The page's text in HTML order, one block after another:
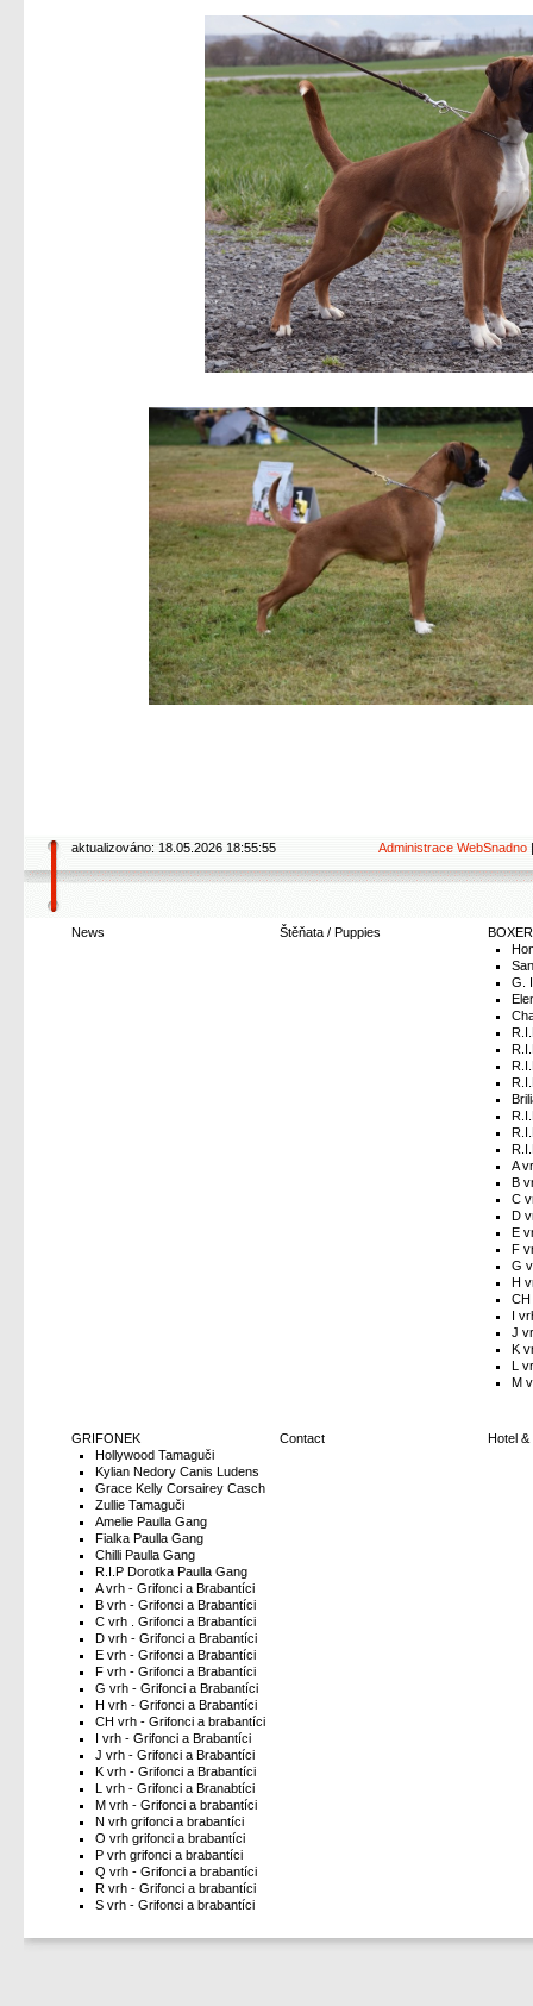
Administrace WebSnadno
aktualizováno: 18.05.2026 18:55:55
News Štěňata / Puppies
BOXER
G.
A
B
C
D
E
F
G
H
I
J
K
L
M
GRIFONEK
Hollywood Tamaguči
Kylian Nedory Canis Ludens
Grace Kelly Corsairey Casch
Zullie Tamaguči
Amelie Paulla Gang
Fialka Paulla Gang
Chilli Paulla Gang
R.I.P Dorotka Paulla Gang
A vrh - Grifonci a Brabantíci
B vrh - Grifonci a Brabantíci
C vrh . Grifonci a Brabantíci
D vrh - Grifonci a Brabantíci
E vrh - Grifonci a Brabantíci
F vrh - Grifonci a Brabantíci
G vrh - Grifonci a Brabantíci
H vrh - Grifonci a Brabantíci
CH vrh - Grifonci a brabantíci
I vrh - Grifonci a Brabantíci
J vrh - Grifonci a Brabantíci
K vrh - Grifonci a Brabantíci
L vrh - Grifonci a Branabtíci
M vrh - Grifonci a brabantíci
N vrh grifonci a brabantíci
O vrh grifonci a brabantíci
P vrh grifonci a brabantíci
Q vrh - Grifonci a brabantíci
R vrh - Grifonci a brabantíci
S vrh - Grifonci a brabantíci
Contact Hotel